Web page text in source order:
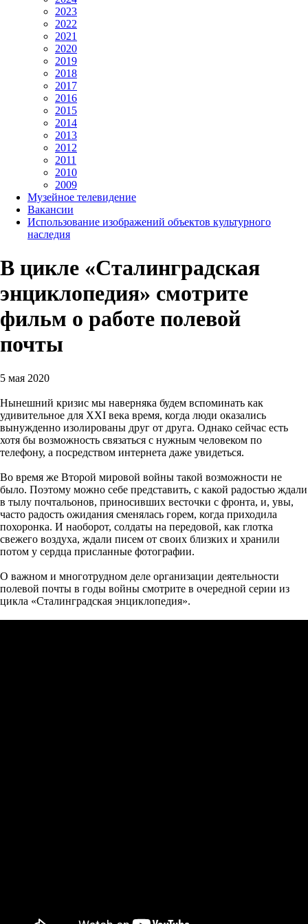
2023
2022
2021
2020
2019
2018
2017
2016
2015
2014
2013
2012
2011
2010
2009
Музейное телевидение
Вакансии
Использование изображений объектов культурного
наследия
В цикле «Сталинградская
энциклопедия» смотрите
фильм о работе полевой
почты
5 мая 2020
Нынешний кризис мы наверняка будем вспоминать как
удивительное для XXI века время, когда люди оказались
вынужденно изолированы друг от друга. Однако сейчас есть
хотя бы возможность связаться с нужным человеком по
телефону, а посредством интернета даже увидеться.
Во время же Второй мировой войны такой возможности не
было. Поэтому можно себе представить, с какой радостью ждали
в тылу почтальонов, приносивших весточки с фронта, и, увы,
часто радость ожидания сменялась горем, когда приходила
похоронка. И наоборот, солдаты на передовой, как глотка
свежего воздуха, ждали писем от своих близких и хранили
потом у сердца присланные фотографии.
О важном и многотрудном деле организации деятельности
полевой почты в годы войны смотрите в очередной серии из
цикла «Сталинградская энциклопедия».